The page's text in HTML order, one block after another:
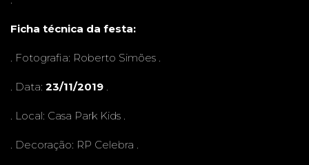
PARK
KIDS -
Ficha técnica da festa:
. Fotografia: Roberto Simões .
. Data: 23/11/2019 .
. Local: Casa Park Kids .
. Decoração: RP Celebra .